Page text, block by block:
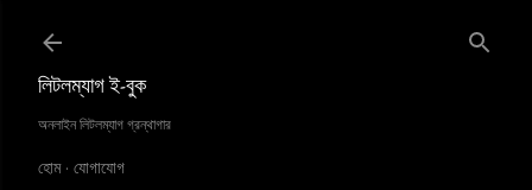
লিটলম্যাগ ই-বুক
অনলাইন লিটলম্যাগ গ্রন্থাগার
হোম যোগাযোগ